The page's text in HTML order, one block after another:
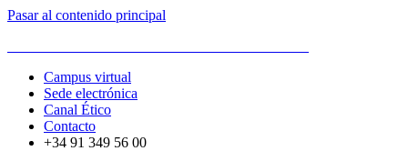
Pasar al contenido principal
Campus virtual
Sede electrónica
Canal Ético
Contacto
+34 91 349 56 00